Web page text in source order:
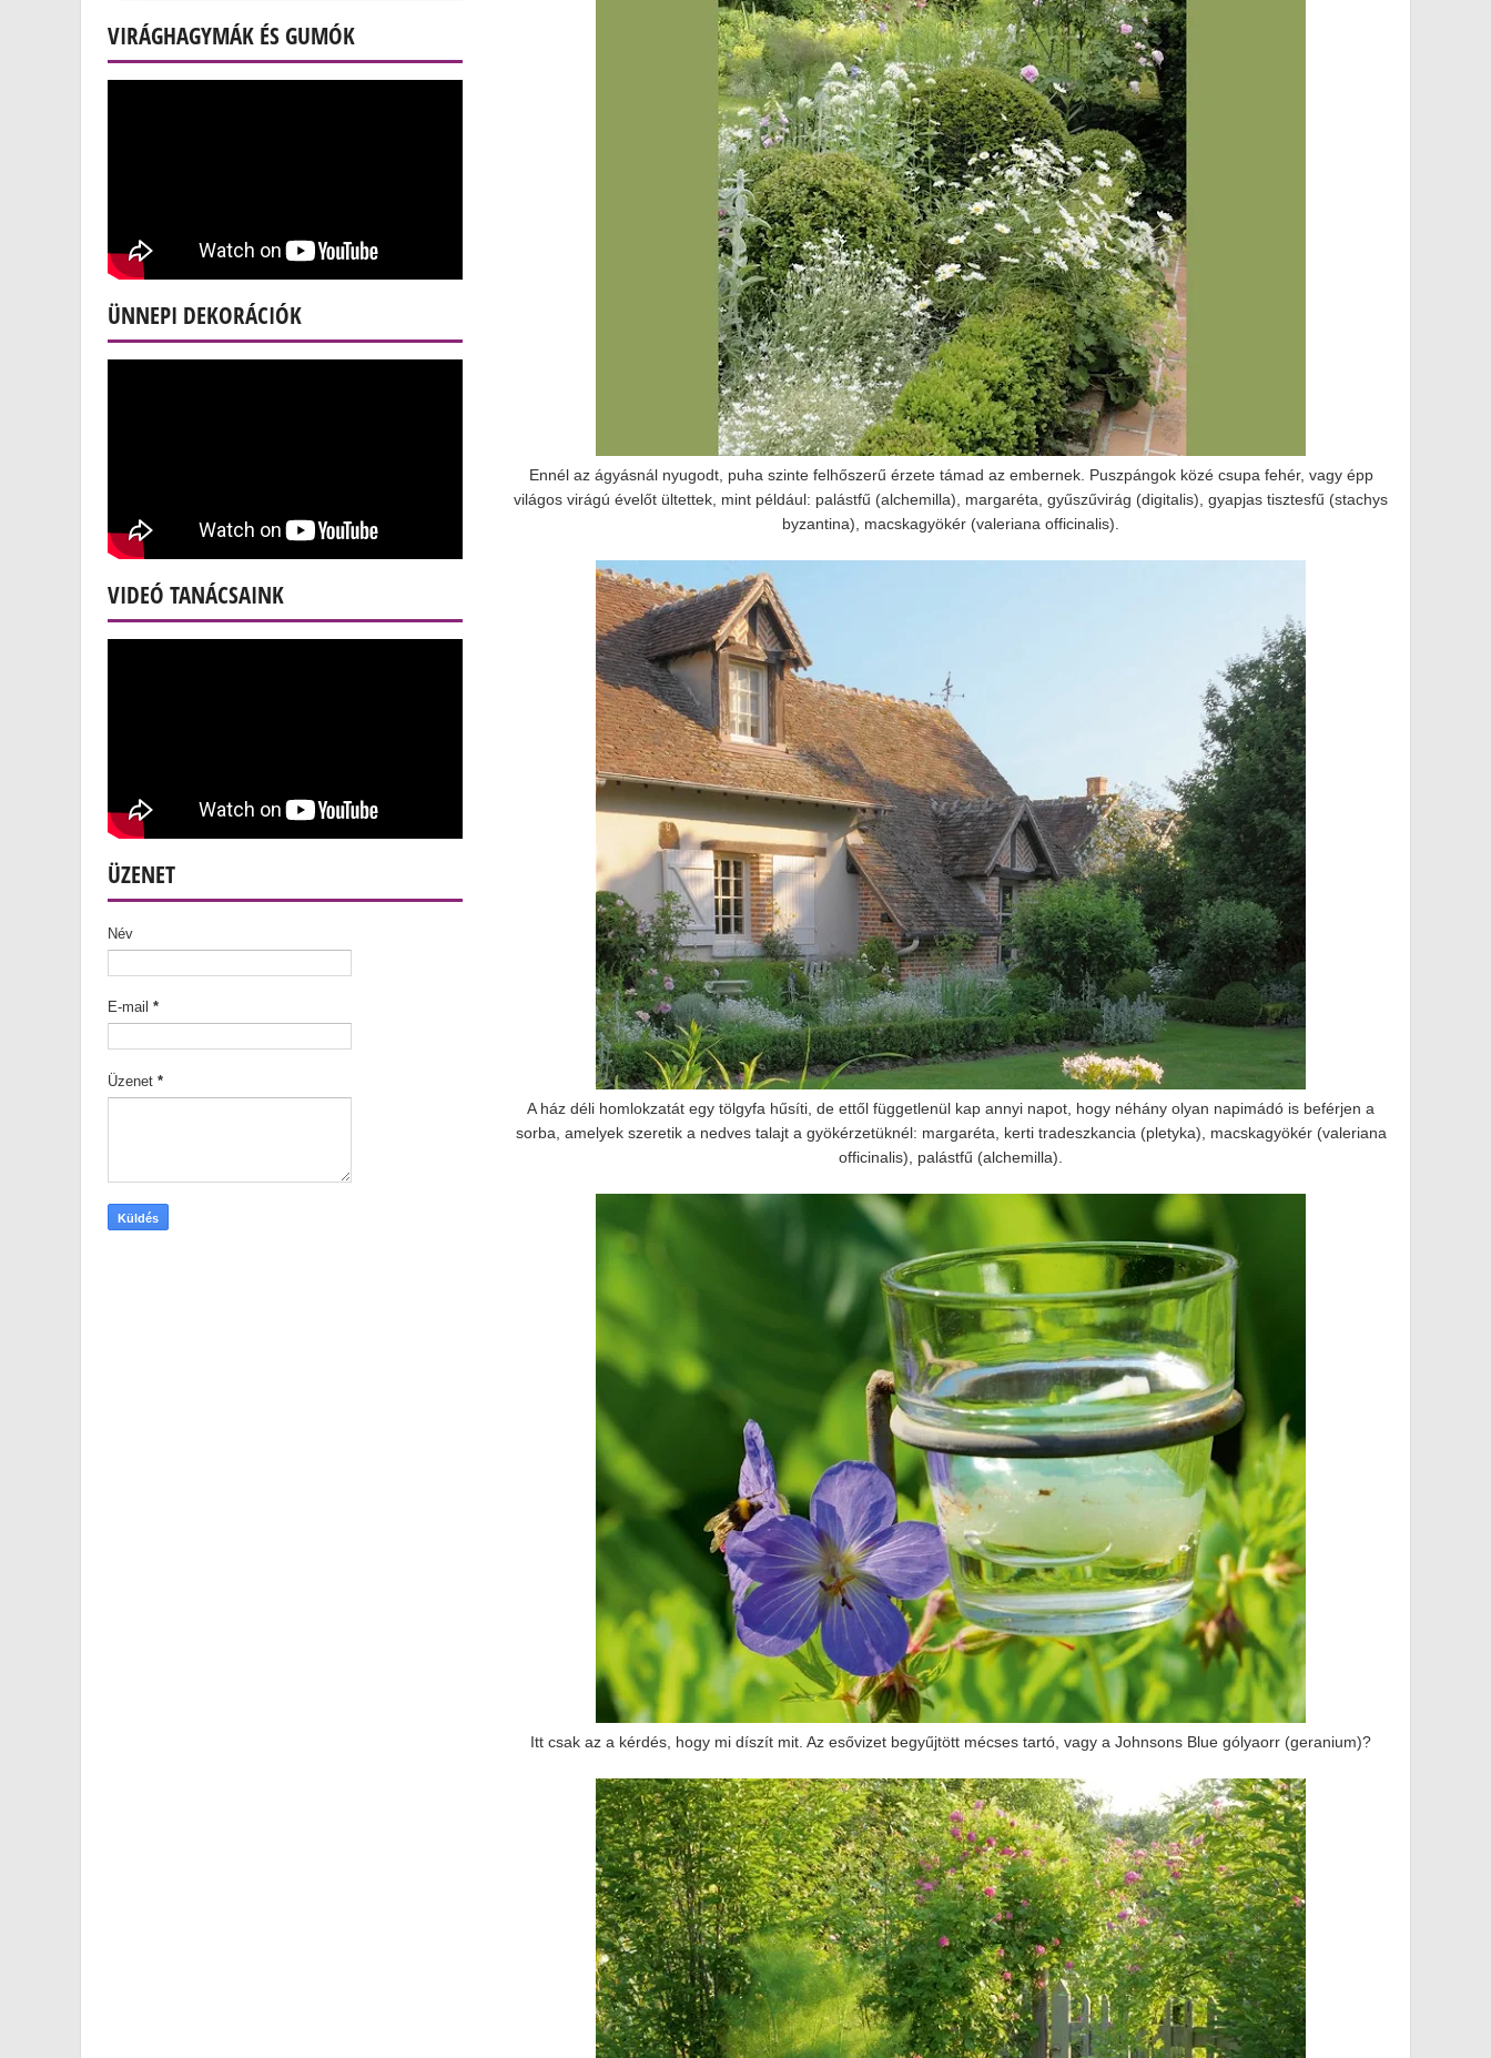
Ennél az ágyásnál nyugodt, puha szinte felhőszerű érzete támad az embernek. Puszpángok közé csupa fehér, vagy épp
világos virágú évelőt ültettek, mint például: palástfű (alchemilla), margaréta, gyűszűvirág (digitalis), gyapjas tisztesfű (stachys
byzantina), macskagyökér (valeriana officinalis).
A ház déli homlokzatát egy tölgyfa hűsíti, de ettől függetlenül kap annyi napot, hogy néhány olyan napimádó is beférjen a
sorba, amelyek szeretik a nedves talajt a gyökérzetüknél: margaréta, kerti tradeszkancia (pletyka), macskagyökér (valeriana
officinalis), palástfű (alchemilla).
Itt csak az a kérdés, hogy mi díszít mit. Az esővizet begyűjtött mécses tartó, vagy a Johnsons Blue gólyaorr (geranium)?
VIRÁGHAGYMÁK ÉS GUMÓK
ÜNNEPI DEKORÁCIÓK
VIDEÓ TANÁCSAINK
ÜZENET
Név
E-mail *
Üzenet *